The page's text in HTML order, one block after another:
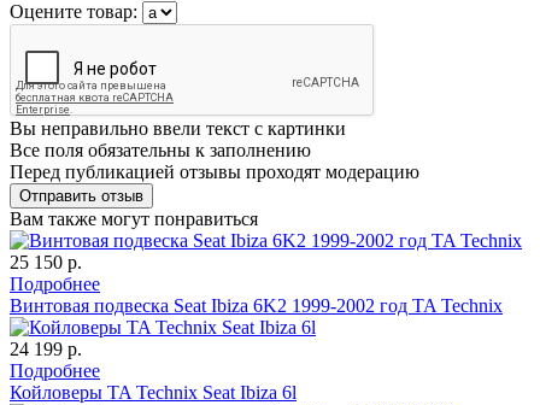
Оцените товар:
Вы неправильно ввели текст с картинки
Все поля обязательны к заполнению
Перед публикацией отзывы проходят модерацию
Вам также могут понравиться
25 150 р.
Подробнее
Винтовая подвеска Seat Ibiza 6K2 1999-2002 год TA Technix
24 199 р.
Подробнее
Койловеры TA Technix Seat Ibiza 6l